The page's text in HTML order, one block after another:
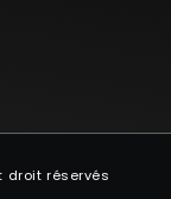
droit réservés